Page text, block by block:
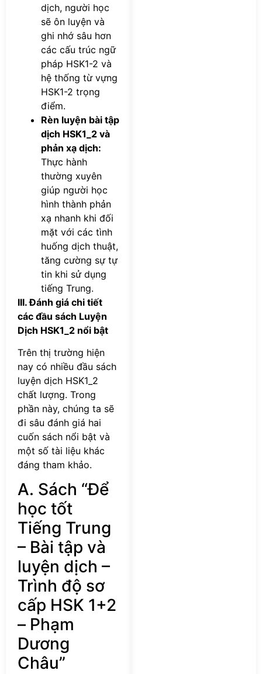
dịch, người học
sẽ ôn luyện và
ghi nhớ sâu hơn
các cấu trúc ngữ
pháp HSK1-2 và
hệ thống từ vựng
HSK1-2 trọng
điểm.
Rèn luyện bài tập
dịch HSK1_2 và
phản xạ dịch:
Thực hành
thường xuyên
giúp người học
hình thành phản
xạ nhanh khi đối
mặt với các tình
huống dịch thuật,
tăng cường sự tự
tin khi sử dụng
tiếng Trung.
III. Đánh giá chi tiết
các đầu sách Luyện
Dịch HSK1_2 nổi bật
Trên thị trường hiện
nay có nhiều đầu sách
luyện dịch HSK1_2
chất lượng. Trong
phần này, chúng ta sẽ
đi sâu đánh giá hai
cuốn sách nổi bật và
một số tài liệu khác
đáng tham khảo.
A. Sách “Để
học tốt
Tiếng Trung
– Bài tập và
luyện dịch –
Trình độ sơ
cấp HSK 1+2
– Phạm
Dương
Châu”